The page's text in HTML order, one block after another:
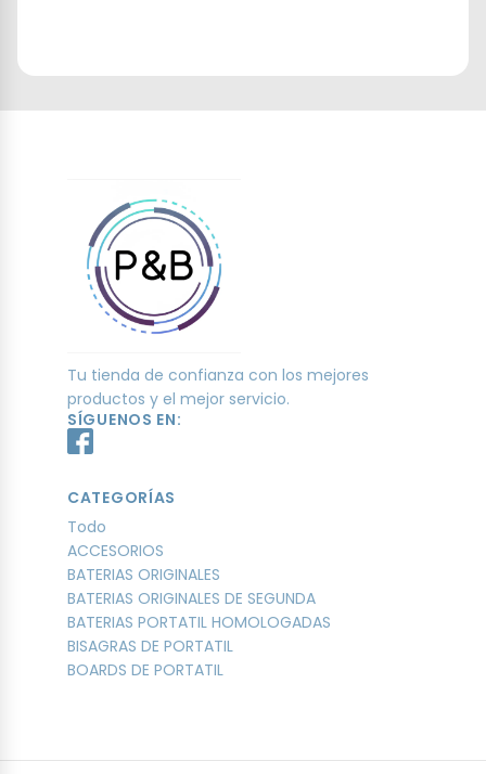
Tu tienda de confianza con los mejores
productos y el mejor servicio.
SÍGUENOS EN:
CATEGORÍAS
Todo
ACCESORIOS
BATERIAS ORIGINALES
BATERIAS ORIGINALES DE SEGUNDA
BATERIAS PORTATIL HOMOLOGADAS
BISAGRAS DE PORTATIL
BOARDS DE PORTATIL